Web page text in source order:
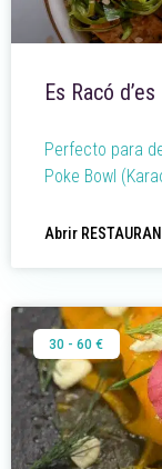
Es Racó
Perfecto para
Poke Bowl
Abrir
30 - 60 €